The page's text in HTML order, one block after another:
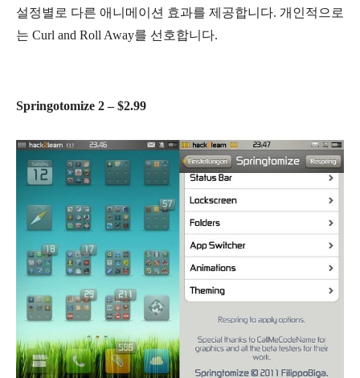
설정별로 다른 애니메이션 효과를 제공합니다. 개인적으로
는 Curl and Roll Away를 선호합니다.
Springotomize 2 – $2.99